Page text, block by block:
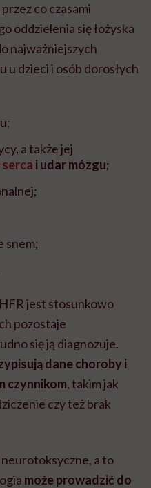
przez co czasami
oddzielenia się łożyska
najważniejszych
dzieci i osób dorosłych
a także jej
serca i udar mózgu;
snem;
jest stosunkowo
pozostaje
się ją diagnozuje.
dane choroby i
czynnikom,takim jak
czy też brak
neurotoksyczne, a to
może prowadzić do